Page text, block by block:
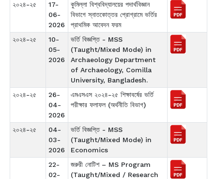
২০২৪-২৫
17-
06-
2026
কুমিল্লা বিশ্ববিদ্যালয়ের পদার্থবিজ্ঞান
বিভাগে স্নাতকোত্তর প্রোগ্রামে ভর্তির
প্রাথমিক আবেদন ফরম
২০২৪-২৫
10-
05-
2026
ভর্তি বিজ্ঞপ্তি - MSS
(Taught/Mixed Mode) in
Archaeology Department
of Archaeology, Comilla
University, Bangladesh.
২০২৪-২৫
26-
04-
2026
এমএসএস ২০২৪-২৫ শিক্ষাবর্ষের ভর্তি
পরীক্ষার ফলাফল (অর্থনীতি বিভাগ)
২০২৪-২৫
04-
03-
2026
ভর্তি বিজ্ঞপ্তি - MSS
(Taught/Mixed Mode) in
Economics
22-
02-
জরুরী নোটিশ – MS Program
(Taught/Mixed / Research